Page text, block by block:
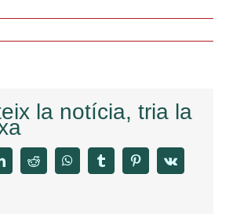
la notícia, tria la
linkedinreddit whatsapptumblr pinterestvk